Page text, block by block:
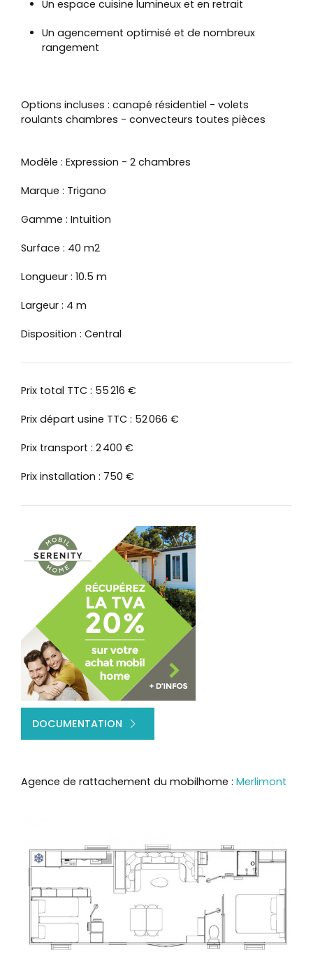
Un espace cuisine lumineux et en retrait
Un agencement optimisé et de nombreux
rangement
Options incluses : canapé résidentiel - volets
roulants chambres - convecteurs toutes pièces
Modèle : Expression - 2 chambres
Marque : Trigano
Gamme : Intuition
Surface : 40 m2
Longueur : 10.5 m
Largeur : 4 m
Disposition : Central
Prix total TTC : 55 216 €
Prix départ usine TTC : 52 066 €
Prix transport : 2 400 €
Prix installation : 750 €
DOCUMENTATION
Agence de rattachement du mobilhome : Merlimont